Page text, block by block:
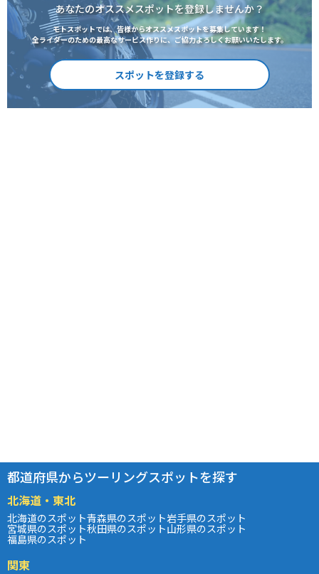
あなたのオススメスポットを登録しませんか？
モトスポットでは、皆様からオススメスポットを募集しています！
全ライダーのための最高なサービス作りに、ご協力よろしくお願いいたします。
スポットを登録する
都道府県からツーリングスポットを探す
北海道・東北
北海道のスポット青森県のスポット岩手県のスポット
宮城県のスポット秋田県のスポット山形県のスポット
福島県のスポット
関東